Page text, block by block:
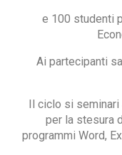
e 100 studenti
Ai partecipanti
Il ciclo si
per la stesura
programmi Word,